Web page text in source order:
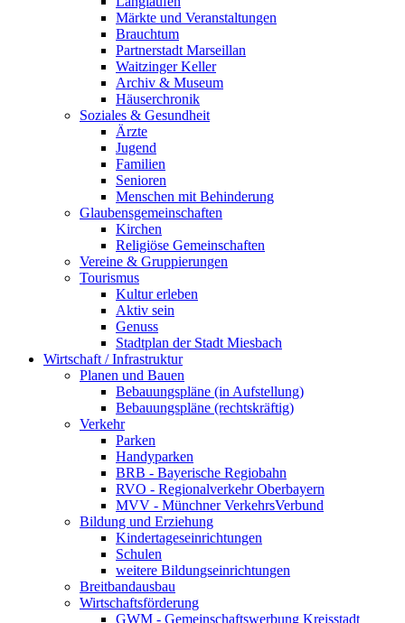
Märkte und Veranstaltungen
Brauchtum
Partnerstadt Marseillan
Waitzinger Keller
Archiv & Museum
Häuserchronik
Soziales & Gesundheit
Ärzte
Jugend
Familien
Senioren
Menschen mit Behinderung
Glaubensgemeinschaften
Kirchen
Religiöse Gemeinschaften
Vereine & Gruppierungen
Tourismus
Kultur erleben
Aktiv sein
Genuss
Stadtplan der Stadt Miesbach
Wirtschaft / Infrastruktur
Planen und Bauen
Bebauungspläne (in Aufstellung)
Bebauungspläne (rechtskräftig)
Verkehr
Parken
Handyparken
BRB - Bayerische Regiobahn
RVO - Regionalverkehr Oberbayern
MVV - Münchner VerkehrsVerbund
Bildung und Erziehung
Kindertageseinrichtungen
Schulen
weitere Bildungseinrichtungen
Breitbandausbau
Wirtschaftsförderung
GWM - Gemeinschaftswerbung Kreisstadt